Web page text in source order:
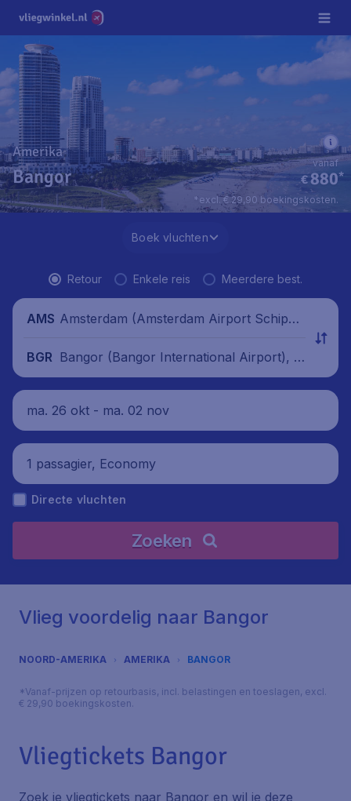
Amerika
Bangor €880*
vanaf
*excl. € 29,90 boekingskosten.
Boek vluchten
Retour Enkele reis Meerdere best.
AMS Amsterdam (Amsterdam Airport Schipho
BGR Bangor (Bangor International Airport), V
erenigde Staten
ma. 26 okt - ma. 02 nov
1 passagier, Economy
Directe vluchten
Zoeken
Vlieg voordelig naar Bangor
NOORD-AMERIKA AMERIKA BANGOR
*Vanaf-prijzen op retourbasis, incl. belastingen en toeslagen, excl.
€ 29,90 boekingskosten.
Vliegtickets Bangor
Zoek je vliegtickets naar Bangor en wil je deze